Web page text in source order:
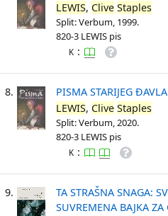
LEWIS, Clive Staples
Split: Verbum, 1999.
820-3 LEWIS pis
K :
8.
PISMA STARIJEG
LEWIS, Clive Staples
Split: Verbum, 2020.
820-3 LEWIS pis
K :
9.
TA STRAŠNA SNAGA:
SUVREMENA BAJKA ZA